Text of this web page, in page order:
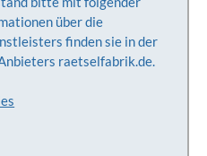
über die
finden sie in der
raetselfabrik.de.